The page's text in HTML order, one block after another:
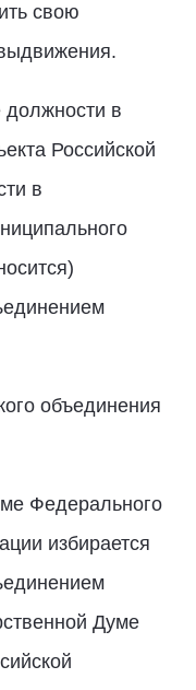
свою
в
Российской
в
объединения
Федерального
избирается
Думе